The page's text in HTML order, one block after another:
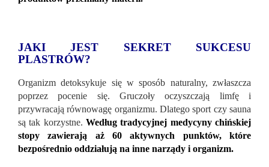
JAKI JEST SEKRET SUKCESU
PLASTRÓW?
Organizm detoksykuje się w sposób naturalny, zwłaszcza
poprzez pocenie się. Gruczoły oczyszczają limfę i
przywracają równowagę organizmu. Dlatego sport czy sauna
są tak korzystne. Według tradycyjnej medycyny chińskiej
stopy zawierają aż 60 aktywnych punktów, które
bezpośrednio oddziałują na inne narządy i organizm.